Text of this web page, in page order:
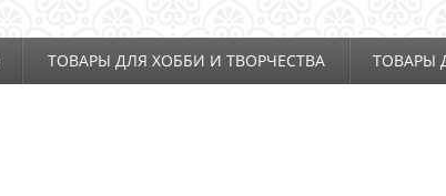
ТОВАРЫ ДЛЯ ХОББИ И ТВОРЧЕСТВА ТОВАРЫ